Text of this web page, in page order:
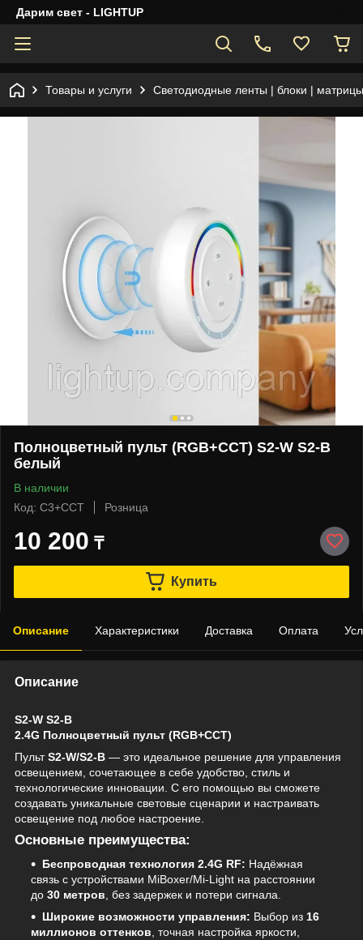
Дарим свет - LIGHTUP
Товары и услуги Светодиодные ленты | блоки |
Полноцветный пульт (RGB+CCT) S2-W S2-B
белый
В наличии
Код: C3+CCT
Розница
10 200 ₸
Купить
Описание Характеристики Доставка Оплата
Описание
S2-W S2-B
2.4G Полноцветный пульт (RGB+CCT)
ПультS2-W/S2-B — это идеальное решение для управления
освещением, сочетающее в себе удобство, стиль и
технологические инновации. С его помощью вы сможете
создавать уникальные световые сценарии и настраивать
освещение под любое настроение.
Основные преимущества:
Беспроводная технология 2.4G RF: Надёжная
связь с устройствами MiBoxer/Mi-Light на расстоянии
до 30 метров, без задержек и потери сигнала.
Широкие возможности управления: Выбор из 16
миллионов оттенков, точная настройка яркости,